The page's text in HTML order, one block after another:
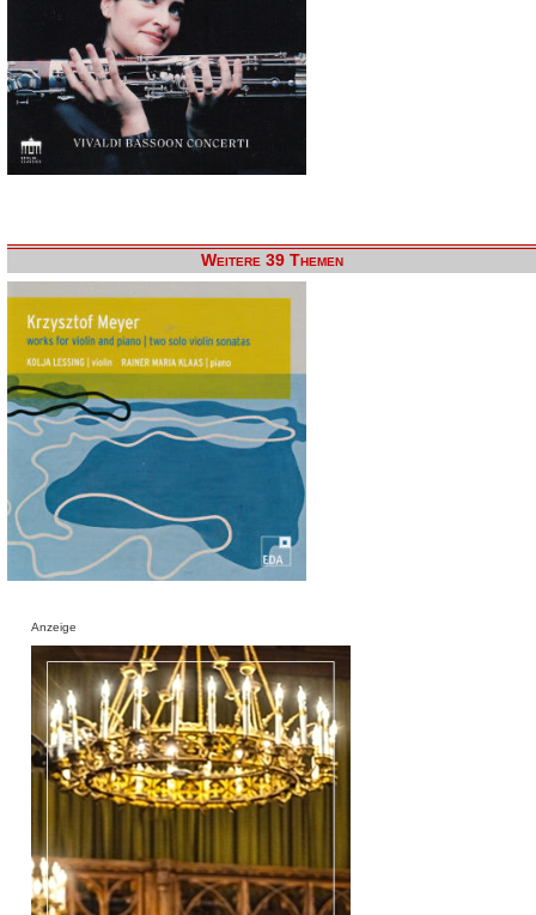
Weitere 39 Themen
Anzeige